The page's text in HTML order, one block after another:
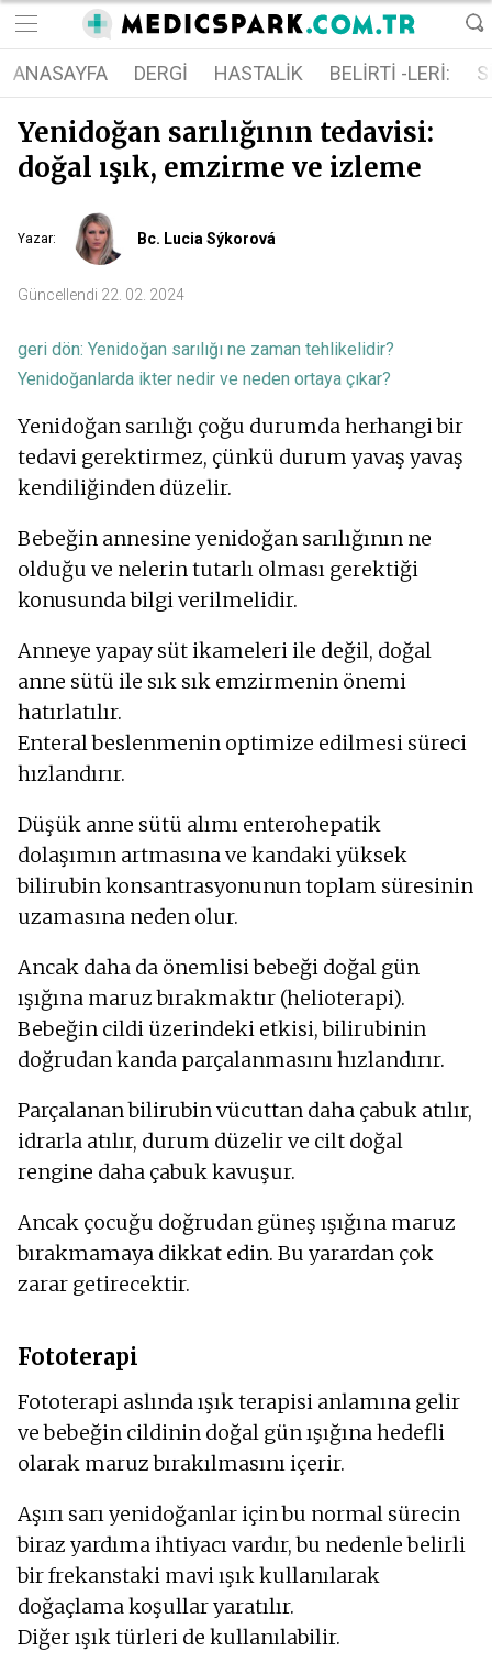
ANASAYFA DERGI HASTALIK BELIRTI -LERI:
Yenidoğan sarılığının tedavisi:
doğal ışık, emzirme ve izleme
Yazar: Bc. Lucia Sýkorová
Güncellendi 22. 02. 2024
geri dön: Yenidoğan sarılığı ne zaman tehlikelidir?
Yenidoğanlarda ikter nedir ve neden ortaya çıkar?
Yenidoğan sarılığı çoğu durumda herhangi bir
tedavi gerektirmez, çünkü durum yavaş yavaş
kendiliğinden düzelir.
Bebeğin annesine yenidoğan sarılığının ne
olduğu ve nelerin tutarlı olması gerektiği
konusunda bilgi verilmelidir.
Anneye yapay süt ikameleri ile değil, doğal
anne sütü ile sık sık emzirmenin önemi
hatırlatılır.
Enteral beslenmenin optimize edilmesi süreci
hızlandırır.
Düşük anne sütü alımı enterohepatik
dolaşımın artmasına ve kandaki yüksek
bilirubin konsantrasyonunun toplam süresinin
uzamasına neden olur.
Ancak daha da önemlisi bebeği doğal gün
ışığına maruz bırakmaktır (helioterapi).
Bebeğin cildi üzerindeki etkisi, bilirubinin
doğrudan kanda parçalanmasını hızlandırır.
Parçalanan bilirubin vücuttan daha çabuk atılır,
idrarla atılır, durum düzelir ve cilt doğal
rengine daha çabuk kavuşur.
Ancak çocuğu doğrudan güneş ışığına maruz
bırakmamaya dikkat edin. Bu yarardan çok
zarar getirecektir.
Fototerapi
Fototerapi aslında ışık terapisi anlamına gelir
ve bebeğin cildinin doğal gün ışığına hedefli
olarak maruz bırakılmasını içerir.
Aşırı sarı yenidoğanlar için bu normal sürecin
biraz yardıma ihtiyacı vardır, bu nedenle belirli
bir frekanstaki mavi ışık kullanılarak
doğaçlama koşullar yaratılır.
Diğer ışık türleri de kullanılabilir.